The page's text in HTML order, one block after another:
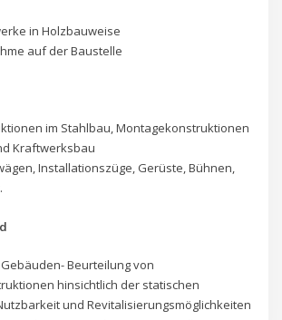
in Holzbauweise
auf der Baustelle
im Stahlbau, Montagekonstruktionen
Kraftwerksbau
Installationszüge, Gerüste, Bühnen,
Beurteilung von
hinsichtlich der statischen
und Revitalisierungsmöglichkeiten